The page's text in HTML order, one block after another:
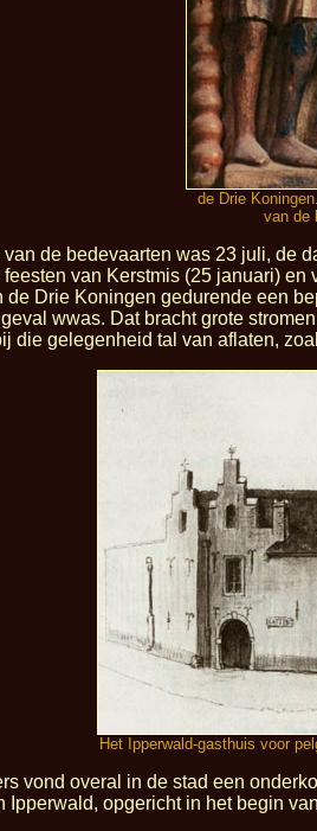
de Drie
van de
de bedevaarten was 23 juli, de
feesten van Kerstmis (25 januari)
de Drie Koningen gedurende een
wwas. Dat bracht grote
die gelegenheid tal van aflaten,
Het Ipperwald-gasthuis voor
vond overal in de stad een
Ipperwald, opgericht in het begin